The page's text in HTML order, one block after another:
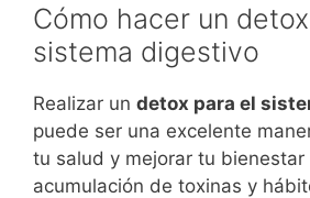
Cómo hacer un
sistema digestivo
Realizar un detox para el
puede ser una excelente
tu salud y mejorar tu bienestar
acumulación de toxinas y